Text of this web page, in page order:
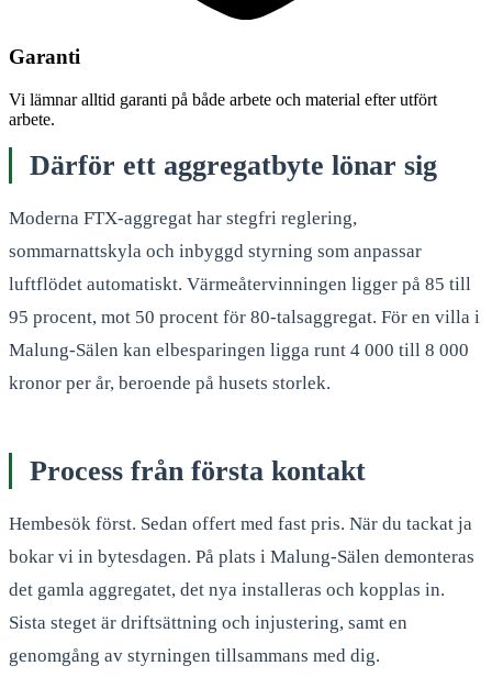
Garanti
Vi lämnar alltid garanti på både arbete och material efter utfört
arbete.
Därför ett aggregatbyte lönar sig
Moderna FTX-aggregat har stegfri reglering,
sommarnattskyla och inbyggd styrning som anpassar
luftflödet automatiskt. Värmeåtervinningen ligger på 85 till
95 procent, mot 50 procent för 80-talsaggregat. För en villa i
Malung-Sälen kan elbesparingen ligga runt 4 000 till 8 000
kronor per år, beroende på husets storlek.
Process från första kontakt
Hembesök först. Sedan offert med fast pris. När du tackat ja
bokar vi in bytesdagen. På plats i Malung-Sälen demonteras
det gamla aggregatet, det nya installeras och kopplas in.
Sista steget är driftsättning och injustering, samt en
genomgång av styrningen tillsammans med dig.